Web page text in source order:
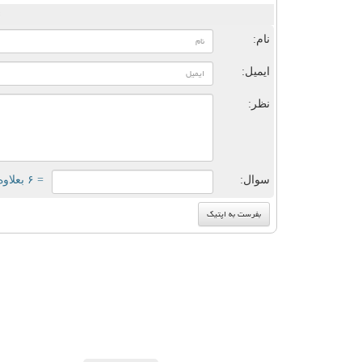
نام:
ایمیل:
نظر:
سوال: = ۶ بعلاوه ۳